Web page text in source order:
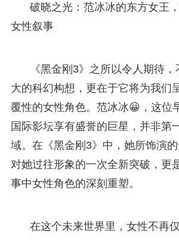
破晓之光：范冰冰的东方女王
女性叙事
《黑金刚3》之所以令人期待
大的科幻构想，更在于它将为我们
覆性的女性角色。范冰冰😀，这位
国际影坛享有盛誉的巨星，并非第
域。在《黑金刚3》中，她所饰演
对她过往形象的一次全新突破，更
事中女性角色的深刻重塑。
在这个未来世界里，女性不再